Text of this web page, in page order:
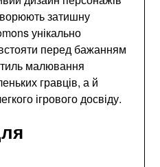
затишну
унікально
перед бажанням
малювання
гравців, а й
ігрового досвіду.